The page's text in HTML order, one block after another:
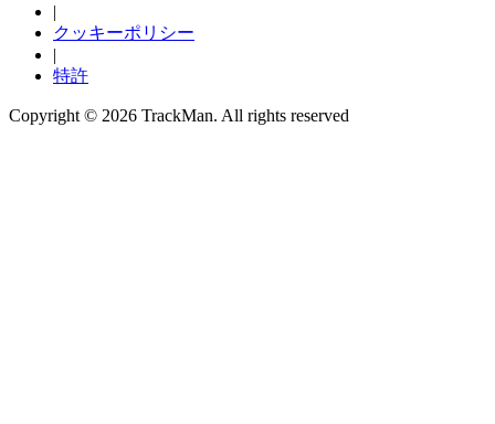
|
クッキーポリシー
|
特許
Copyright © 2026 TrackMan. All rights reserved